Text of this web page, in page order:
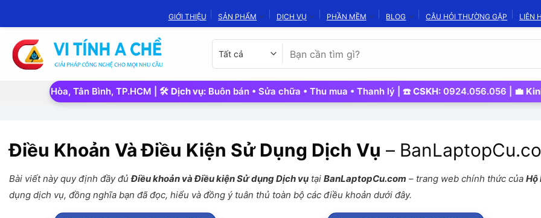
qua
dung
GIỚI THIỆU SẢN PHẨM DỊCH VỤ PHẦN MỀM BLOG CÂU HỎI THƯỜNG GẶP LIÊN
Chọn
sản
kiếm:
Hòa, Tân Bình, TP.HCM | 🛠️Dịch vụ: Buôn bán • Sửa chữa • Thu mua • Thanh lý | ☎️CSKH:0924.056.056 | 💼Kinh Doanh:
Điều Khoản Và Điều Kiện Sử Dụng Dịch Vụ –
Bài viết này quy định đầy đủĐiều khoản và Điều kiện Sử dụng Dịch vụ tại BanLaptopCu.com – trang web chính thức của Hộ
dụng dịch vụ, đồng nghĩa bạn đã đọc, hiểu và đồng ý tuân thủ toàn bộ các điều khoản dưới đây.